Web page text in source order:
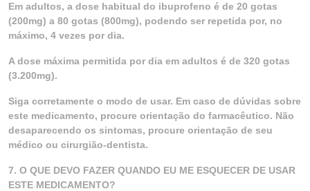
Em adultos, a dose habitual do ibuprofeno é de 20 gotas
(200mg) a 80 gotas (800mg), podendo ser repetida por, no
máximo, 4 vezes por dia.
A dose máxima permitida por dia em adultos é de 320 gotas
(3.200mg).
Siga corretamente o modo de usar. Em caso de dúvidas sobre
este medicamento, procure orientação do farmacêutico. Não
desaparecendo os sintomas, procure orientação de seu
médico ou cirurgião-dentista.
7. O QUE DEVO FAZER QUANDO EU ME ESQUECER DE USAR
ESTE MEDICAMENTO?